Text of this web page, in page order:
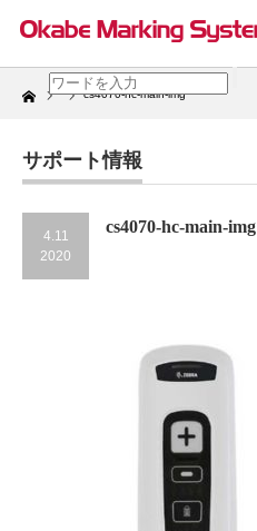
Home cs4070-hc-main-img
サポート情報
4.11
2020
cs4070-hc-main-img